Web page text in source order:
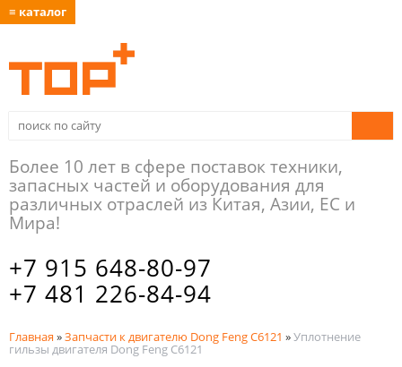
≡ каталог
Более 10 лет в сфере поставок техники,
запасных частей и оборудования для
различных отраслей из Китая, Азии, ЕС и
Мира!
+7 915 648-80-97
+7 481 226-84-94
Главная »Запчасти к двигателю Dong Feng C6121 »Уплотнение
гильзы двигателя Dong Feng C6121